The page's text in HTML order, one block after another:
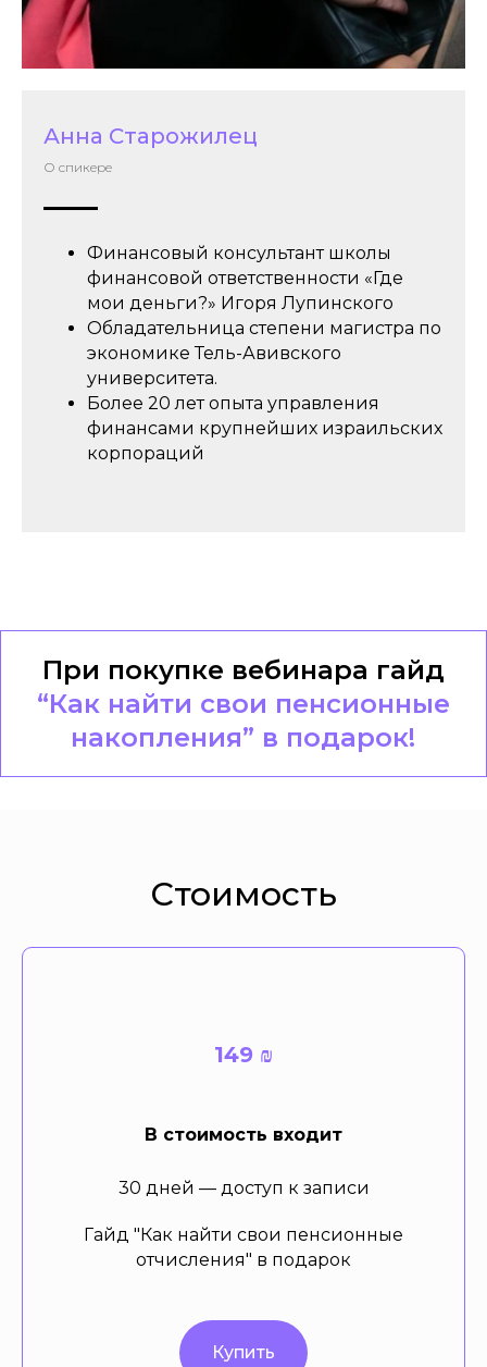
Анна Старожилец
О спикере
Финансовый консультант школы
финансовой ответственности «Где
мои деньги?» Игоря Лупинского
Обладательница степени магистра по
экономике Тель-Авивского
университета.
Более 20 лет опыта управления
финансами крупнейших израильских
корпораций
При покупке вебинара гайд
“Как найти свои пенсионные
накопления” в подарок!
Стоимость
149 ₪
В стоимость входит
30 дней — доступ к записи
Гайд "Как найти свои пенсионные
отчисления" в подарок
Купить
Инвест-проекты
О нас
Контакты
Школа Игоря Лупинского "Где мои деньги?"
Первая регулярная школа финансовой
ответственности в Израиле на русском языке
Заказать